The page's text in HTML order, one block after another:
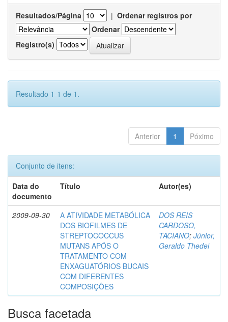
Resultados/Página | Ordenar registros por
Ordenar
Registro(s)
Resultado 1-1 de 1.
Anterior 1 Póximo
Conjunto de itens:
Data do
documento
Título Autor(es)
2009-09-30
A ATIVIDADE METABÓLICA
DOS BIOFILMES DE
STREPTOCOCCUS
MUTANS APÓS O
TRATAMENTO COM
ENXAGUATÓRIOS BUCAIS
COM DIFERENTES
COMPOSIÇÕES
DOS REIS
CARDOSO,
TACIANO; Júnior,
Geraldo Thedei
Busca facetada